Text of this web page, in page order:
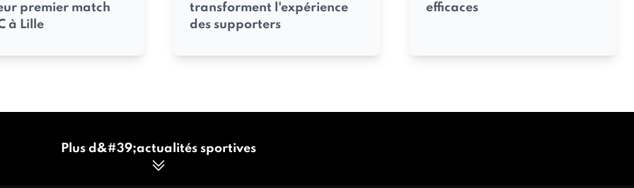
premier match
à Lille
transforment l'expérience
des supporters
efficaces
Plus d&#39;actualités sportives